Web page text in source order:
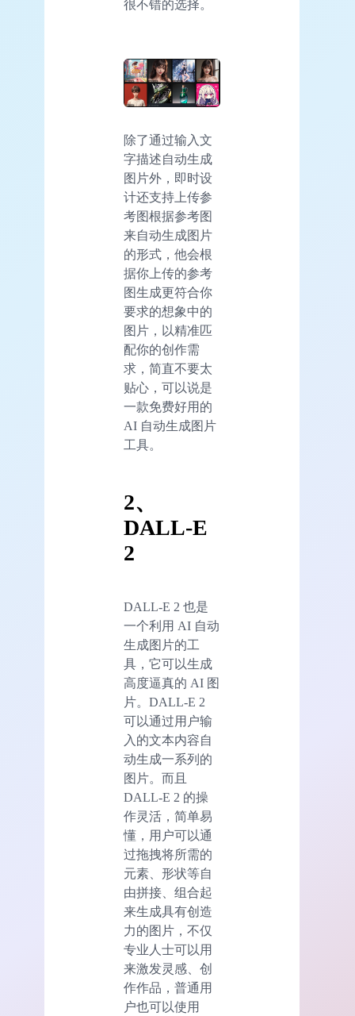
很不错的选择。
除了通过输入文
字描述自动生成
图片外，即时设
计还支持上传参
考图根据参考图
来自动生成图片
的形式，他会根
据你上传的参考
图生成更符合你
要求的想象中的
图片，以精准匹
配你的创作需
求，简直不要太
贴心，可以说是
一款免费好用的
AI 自动生成图片
工具。
2、
DALL-E
2
DALL-E 2 也是
一个利用 AI 自动
生成图片的工
具，它可以生成
高度逼真的 AI 图
片。DALL-E 2
可以通过用户输
入的文本内容自
动生成一系列的
图片。而且
DALL-E 2 的操
作灵活，简单易
懂，用户可以通
过拖拽将所需的
元素、形状等自
由拼接、组合起
来生成具有创造
力的图片，不仅
专业人士可以用
来激发灵感、创
作作品，普通用
户也可以使用